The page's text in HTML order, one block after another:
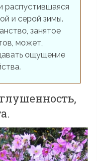
распустившаяся
и серой зимы.
занятое
может,
ощущение